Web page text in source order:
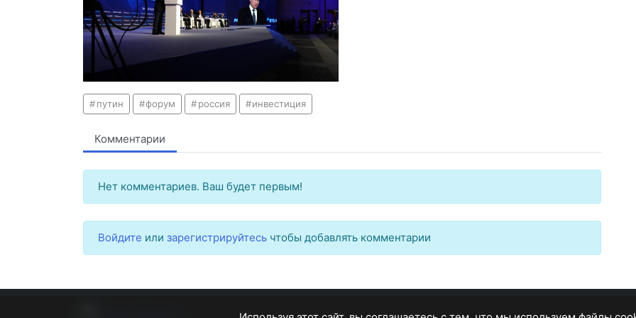
путин форум россия инвестиция
Комментарии
Нет комментариев. Ваш будет первым!
Войдите или зарегистрируйтесь чтобы добавлять комментарии